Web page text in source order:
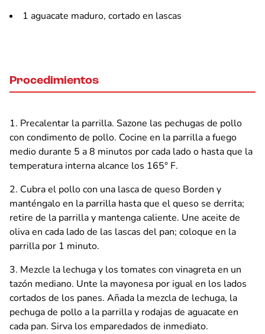
1 aguacate maduro, cortado en lascas
Procedimientos
Precalentar la parrilla. Sazone las pechugas de pollo
con condimento de pollo. Cocine en la parrilla a fuego
medio durante 5 a 8 minutos por cada lado o hasta que la
temperatura interna alcance los 165° F.
Cubra el pollo con una lasca de queso Borden y
manténgalo en la parrilla hasta que el queso se derrita;
retire de la parrilla y mantenga caliente. Une aceite de
oliva en cada lado de las lascas del pan; coloque en la
parrilla por 1 minuto.
Mezcle la lechuga y los tomates con vinagreta en un
tazón mediano. Unte la mayonesa por igual en los lados
cortados de los panes. Añada la mezcla de lechuga, la
pechuga de pollo a la parrilla y rodajas de aguacate en
cada pan. Sirva los emparedados de inmediato.